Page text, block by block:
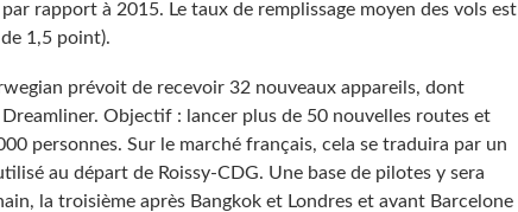
rapport à 2015. Le taux de remplissage moyen des vols est
1,5 point).
prévoit de recevoir 32 nouveaux appareils, dont
Objectif : lancer plus de 50 nouvelles routes et
personnes. Sur le marché français, cela se traduira par un
au départ de Roissy-CDG. Une base de pilotes y sera
la troisième après Bangkok et Londres et avant Barcelone